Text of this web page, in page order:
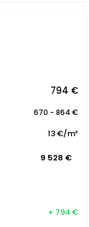
794 €
670 - 864 €
13 €/m²
9 528 €
+ 794 €